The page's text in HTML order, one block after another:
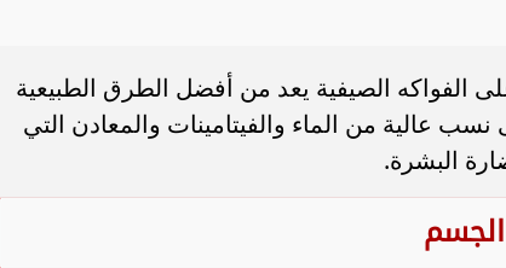
الفواكه الصيفية يعد من أفضل الطرق الطبيعية
عالية من الماء والفيتامينات والمعادن التي
البشرة.